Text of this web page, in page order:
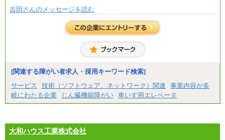
※20時間を超過した場合は別途支給
中途：
(1)(2)月給：25万3400円～28万5900円
※20時間を超過した場合は別途支給
※試用期間中も給与に変更はございません
吉田さんのメッセージを読む
[関連する障がい者求人・採用キーワード検索]
サービス
技術（ソフトウェア、ネットワーク）関連
事業内容が多
岐にわたる企業
じん臓機能障がい 車いす用エレベータ
大和ハウス工業株式会社